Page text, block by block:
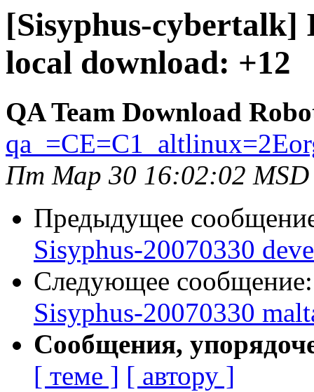
[Sisyphus-cybertalk]
local download: +12
QA Team Download
Пт Мар 30 16:02:02 MSD
Предыдущее
Sisyphus-20070330
Следующее
Sisyphus-20070330
Сообщения,
[ теме ] [ автору ]